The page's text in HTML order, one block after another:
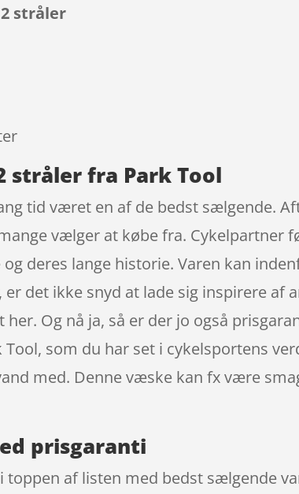
stråler
stråler fra Park Tool
tid været en af de bedst sælgende.
vælger at købe fra. Cykelpartner
deres lange historie. Varen kan
det ikke snyd at lade sig inspirere af
Og nå ja, så er der jo også
som du har set i cykelsportens
med. Denne væske kan fx være
prisgaranti
af listen med bedst sælgende